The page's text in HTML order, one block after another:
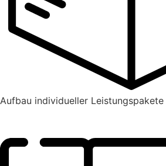
Aufbau individueller Leistungspakete